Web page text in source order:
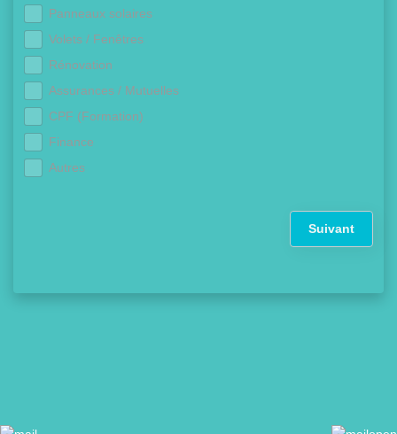
Panneaux solaires
Volets / Fenêtres
Rénovation
Assurances / Mutuelles
CPF (Formation)
Finance
Autres
Suivant